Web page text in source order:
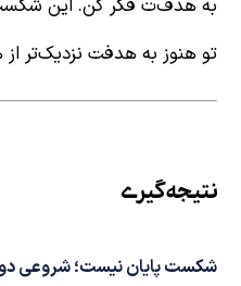
به هدف‌ت فکر کن. این
تو هنوز به هدفت نزدیک‌تر
نتیجه‌گیری
شکست پایان نیست؛ شروعی